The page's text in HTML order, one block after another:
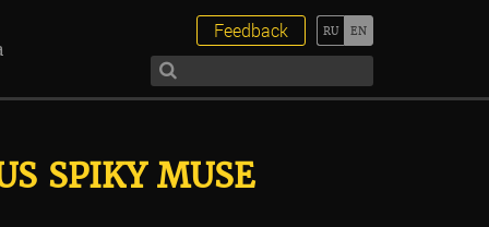
Feedback
SPIKY MUSE